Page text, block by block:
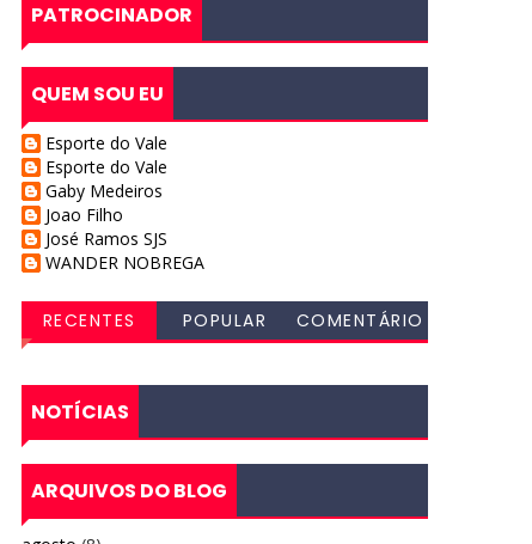
PATROCINADOR
QUEM SOU EU
Esporte do Vale
Esporte do Vale
Gaby Medeiros
Joao Filho
José Ramos SJS
WANDER NOBREGA
RECENTES POPULAR
COMENTÁRIO
NOTÍCIAS
ARQUIVOS DO BLOG